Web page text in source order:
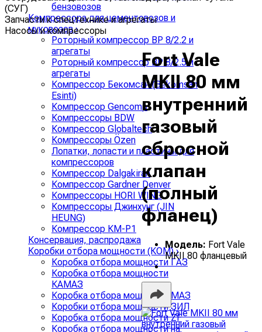
бензовозов
Компрессора для цементовозов и
муковозов›
Роторный компрессор ВР 8/2.2 и
агрегаты
Роторный компрессор ВР 8/2.5 и
агрегаты
Компрессор Бекомсан (Bekomsan
Esinti)
Компрессор Gencomp
Компрессоры BDW
Компрессор Globaltech
Компрессоры Özen
Лопатки, лопасти и пластины для
компрессоров
Компрессор Dalgakiran
Компрессор Gardner Denver
Компрессоры HORI WING
Компрессоры Джинхунг (JIN
HEUNG)
Компрессор КМ-Р1
Консервация, распродажа
Коробки отбора мощности (КОМ)›
Коробка отбора мощности ГАЗ
Коробка отбора мощности
КАМАЗ
Коробка отбора мощности МАЗ
Коробки отбора мощности ЗИЛ
Коробка отбора мощности ZF
Коробка отбора мощности на
(СУГ)
Запчасти к спецтехнике и агрегаты
Насосы и компрессоры
Fort Vale
MKII 80 мм
внутренний
газовый
сбросной
клапан
(полный
фланец)
Модель: Fort Vale
MKII 80 фланцевый